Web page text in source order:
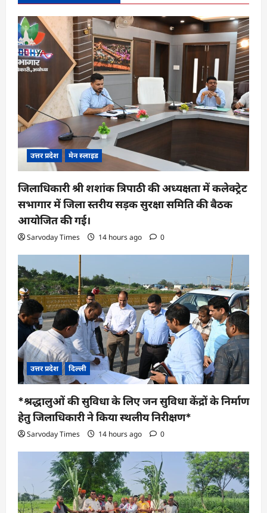
उत्तर प्रदेश मेन स्लाइड
जिलाधिकारी श्री शशांक त्रिपाठी की अध्यक्षता में कलेक्ट्रेट
सभागार में जिला स्तरीय सड़क सुरक्षा समिति की बैठक
आयोजित की गई।
Sarvoday Times 14 hours ago 0
उत्तर प्रदेश दिल्ली
*श्रद्धालुओं की सुविधा के लिए जन सुविधा केंद्रों के निर्माण
हेतु जिलाधिकारी ने किया स्थलीय निरीक्षण*
Sarvoday Times 14 hours ago 0